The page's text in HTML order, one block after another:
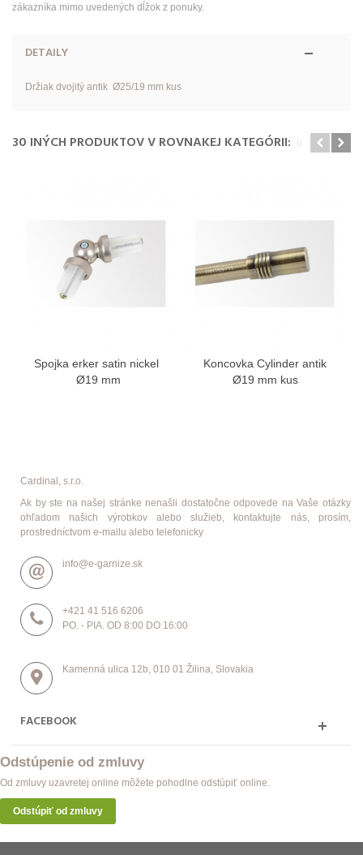
zákazníka mimo uvedených dĺžok z ponuky.
DETAILY
Držiak dvojitý antik Ø25/19 mm kus
30 INÝCH PRODUKTOV V ROVNAKEJ KATEGÓRII:
Spojka erker satin nickel
Ø19 mm
Koncovka Cylinder antik
Ø19 mm kus
Cardinal, s.r.o.
Ak by ste na našej stránke nenašli dostatočne odpovede na Vaše otázky
ohľadom našich výrobkov alebo služieb, kontaktujte nás, prosím,
prostredníctvom e-mailu alebo telefonicky
info@e-garnize.sk
+421 41 516 6206
PO. - PIA. OD 8:00 DO 16:00
Kamenná ulica 12b, 010 01 Žilina, Slovakia
FACEBOOK
Odstúpenie od zmluvy
Od zmluvy uzavretej online môžete pohodlne odstúpiť online.
Odstúpiť od zmluvy